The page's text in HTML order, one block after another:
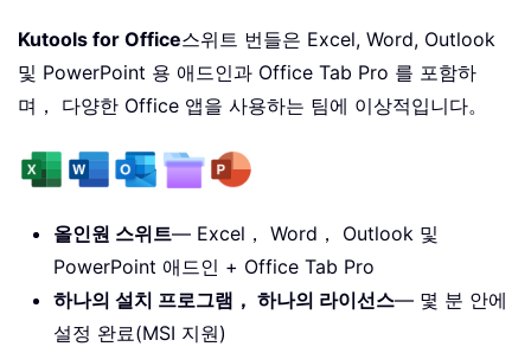
Kutools for Office스위트 번들은 Excel, Word, Outlook
및 PowerPoint 용 애드인과 Office Tab Pro 를 포함하
며， 다양한 Office 앱을 사용하는 팀에 이상적입니다。
올인원 스위트— Excel， Word， Outlook 및
PowerPoint 애드인 + Office Tab Pro
하나의 설치 프로그램， 하나의 라이선스— 몇 분 안에
설정 완료(MSI 지원)